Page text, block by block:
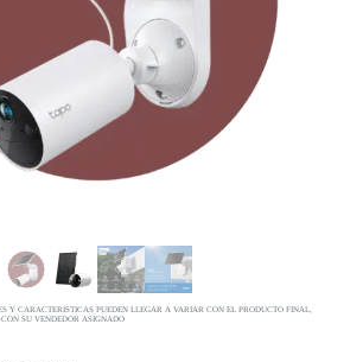
Y CARACTERISTICAS PUEDEN LLEGAR A VARIAR CON EL PRODUCTO FINAL,
SU VENDEDOR ASIGNADO